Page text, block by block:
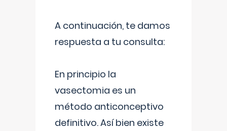
A continuación, te damos
respuesta a tu consulta:
En principio la
vasectomia es un
método anticonceptivo
definitivo. Así bien existe